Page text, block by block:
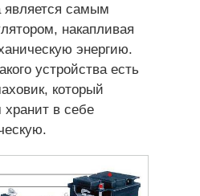
является самым
накапливая
энергию.
устройства есть
который
в себе